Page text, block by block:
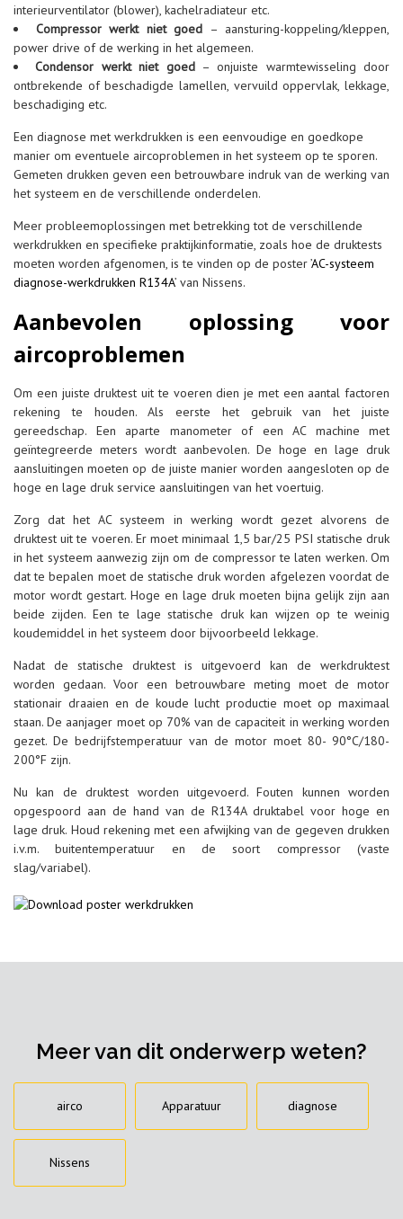
interieurventilator (blower), kachelradiateur etc.
Compressor werkt niet goed – aansturing-koppeling/kleppen,
power drive of de werking in het algemeen.
Condensor werkt niet goed– onjuiste warmtewisseling door
ontbrekende of beschadigde lamellen, vervuild oppervlak, lekkage,
beschadiging etc.
Een diagnose met werkdrukken is een eenvoudige en goedkope
manier om eventuele aircoproblemen in het systeem op te sporen.
Gemeten drukken geven een betrouwbare indruk van de werking van
het systeem en de verschillende onderdelen.
Meer probleemoplossingen met betrekking tot de verschillende
werkdrukken en specifieke praktijkinformatie, zoals hoe de druktests
moeten worden afgenomen, is te vinden op de poster ’AC-systeem
diagnose-werkdrukken R134A’ van Nissens.
Aanbevolen oplossing voor
aircoproblemen
Om een juiste druktest uit te voeren dien je met een aantal factoren
rekening te houden. Als eerste het gebruik van het juiste
gereedschap. Een aparte manometer of een AC machine met
geïntegreerde meters wordt aanbevolen. De hoge en lage druk
aansluitingen moeten op de juiste manier worden aangesloten op de
hoge en lage druk service aansluitingen van het voertuig.
Zorg dat het AC systeem in werking wordt gezet alvorens de
druktest uit te voeren. Er moet minimaal 1,5 bar/25 PSI statische druk
in het systeem aanwezig zijn om de compressor te laten werken. Om
dat te bepalen moet de statische druk worden afgelezen voordat de
motor wordt gestart. Hoge en lage druk moeten bijna gelijk zijn aan
beide zijden. Een te lage statische druk kan wijzen op te weinig
koudemiddel in het systeem door bijvoorbeeld lekkage.
Nadat de statische druktest is uitgevoerd kan de werkdruktest
worden gedaan. Voor een betrouwbare meting moet de motor
stationair draaien en de koude lucht productie moet op maximaal
staan. De aanjager moet op 70% van de capaciteit in werking worden
gezet. De bedrijfstemperatuur van de motor moet 80- 90°C/180-
200°F zijn.
Nu kan de druktest worden uitgevoerd. Fouten kunnen worden
opgespoord aan de hand van de R134A druktabel voor hoge en
lage druk. Houd rekening met een afwijking van de gegeven drukken
i.v.m. buitentemperatuur en de soort compressor (vaste
slag/variabel).
Meer van dit onderwerp weten?
airco Apparatuur diagnose
Nissens